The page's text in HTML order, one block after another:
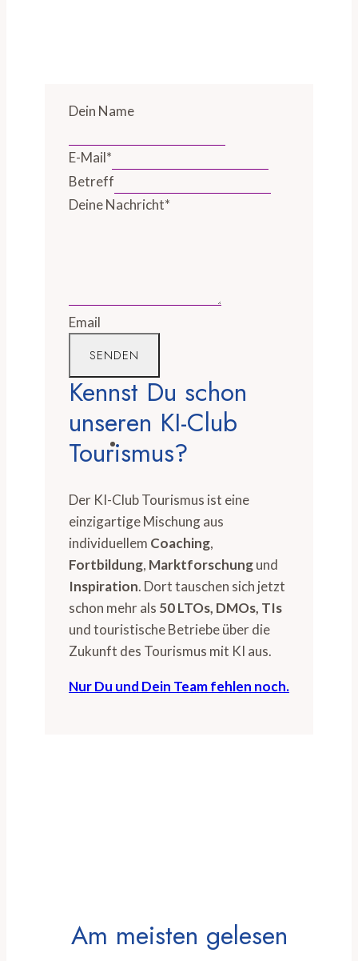
Dein Name
E-Mail*
Betreff
Deine Nachricht*
Email
SENDEN
Kennst Du schon
unseren KI-Club
Tourismus?
Der KI-Club Tourismus ist eine
einzigartige Mischung aus
individuellem Coaching,
Fortbildung, Marktforschungund
Inspiration. Dort tauschen sich jetzt
schon mehr als 50 LTOs, DMOs, TIs
und touristische Betriebe über die
Zukunft des Tourismus mit KI aus.
Nur Du und Dein Team fehlen noch.
Am meisten gelesen